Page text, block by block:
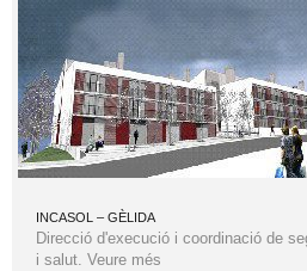
INCASOL – GÈLIDA
Direcció d'execució i coordinació de
i salut. Veure més